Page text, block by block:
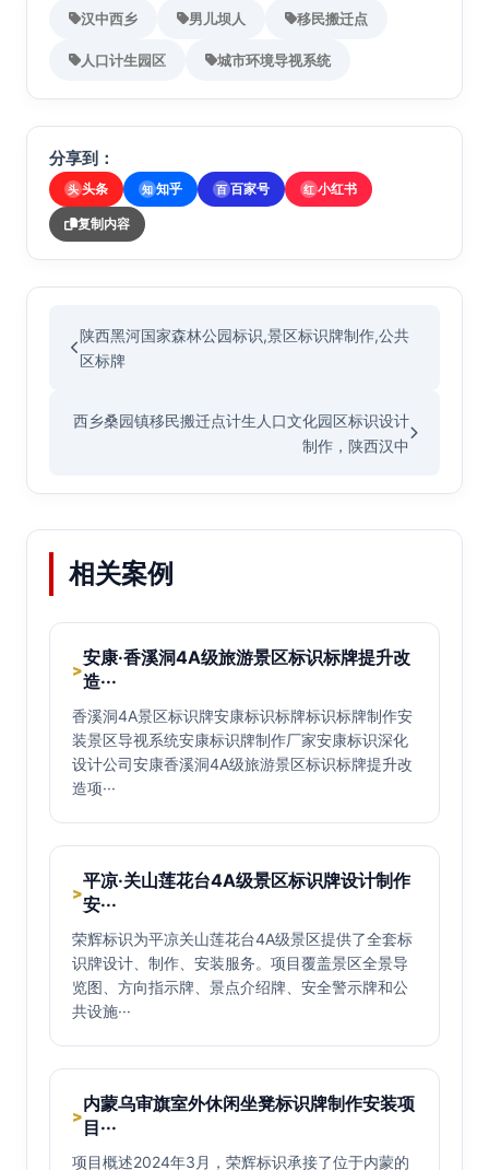
汉中西乡 男儿坝人 移民搬迁点
人口计生园区 城市环境导视系统
分享到：
头 头条 知 知乎 百 百家号 红 小红书
复制内容
陕西黑河国家森林公园标识,景区标识牌制作,公共
区标牌
西乡桑园镇移民搬迁点计生人口文化园区标识设计
制作，陕西汉中
相关案例
>
安康·香溪洞4A级旅游景区标识标牌提升改
造···
香溪洞4A景区标识牌安康标识标牌标识标牌制作安
装景区导视系统安康标识牌制作厂家安康标识深化
设计公司安康香溪洞4A级旅游景区标识标牌提升改
造项···
>
平凉·关山莲花台4A级景区标识牌设计制作
安···
荣辉标识为平凉关山莲花台4A级景区提供了全套标
识牌设计、制作、安装服务。项目覆盖景区全景导
览图、方向指示牌、景点介绍牌、安全警示牌和公
共设施···
>
内蒙乌审旗室外休闲坐凳标识牌制作安装项
目···
项目概述2024年3月，荣辉标识承接了位于内蒙的